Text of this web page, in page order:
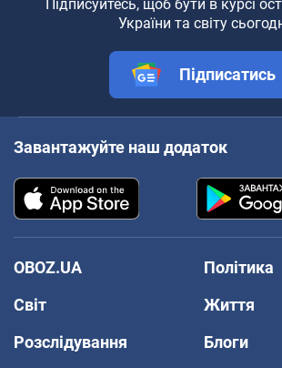
Підписуйтесь, щоб бути в курсі
України та світу
Підписатись
Завантажуйте наш додаток
OBOZ.UA
Політика
Світ
Життя
Розслідування
Блоги